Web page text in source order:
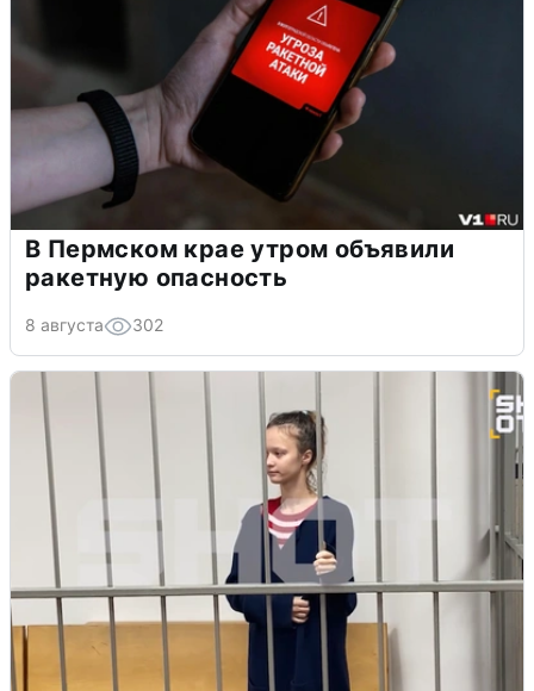
В Пермском крае утром объявили
ракетную опасность
8 августа 302